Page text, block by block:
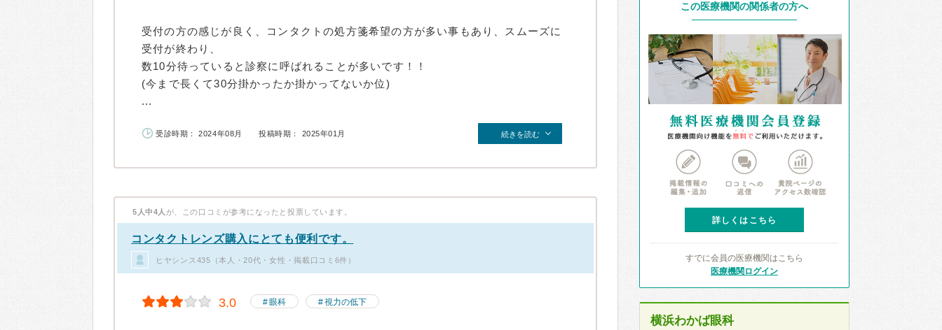
受付の方の感じが良く、コンタクトの処方箋希望の方が多い事もあり、スムーズに
受付が終わり、
数10分待っていると診察に呼ばれることが多いです！！
(今まで長くて30分掛かったか掛かってないか位)
...
受診時期： 2024年08月 投稿時期： 2025年01月 続きを読む
5人中4人 が、この口コミが参考になったと投票しています。
コンタクトレンズ購入にとても便利です。
ヒヤシンス435（本人・20代・女性・掲載口コミ6件）
3.0 眼科 視力の低下
この医療機関の関係者の方へ
詳しくはこちら
すでに会員の医療機関はこちら
医療機関ログイン
横浜わかば眼科